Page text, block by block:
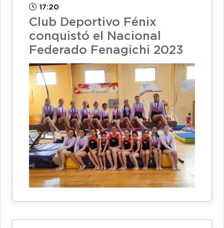
17:20
Club Deportivo Fénix
conquistó el Nacional
Federado Fenagichi 2023